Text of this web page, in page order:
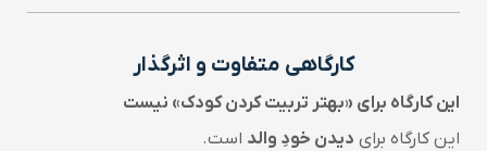
کارگاهی متفاوت و اثرگذار
این کارگاه برای «بهتر تربیت کردن کودک» نیست
این کارگاه برای دیدن خودِ والد است.